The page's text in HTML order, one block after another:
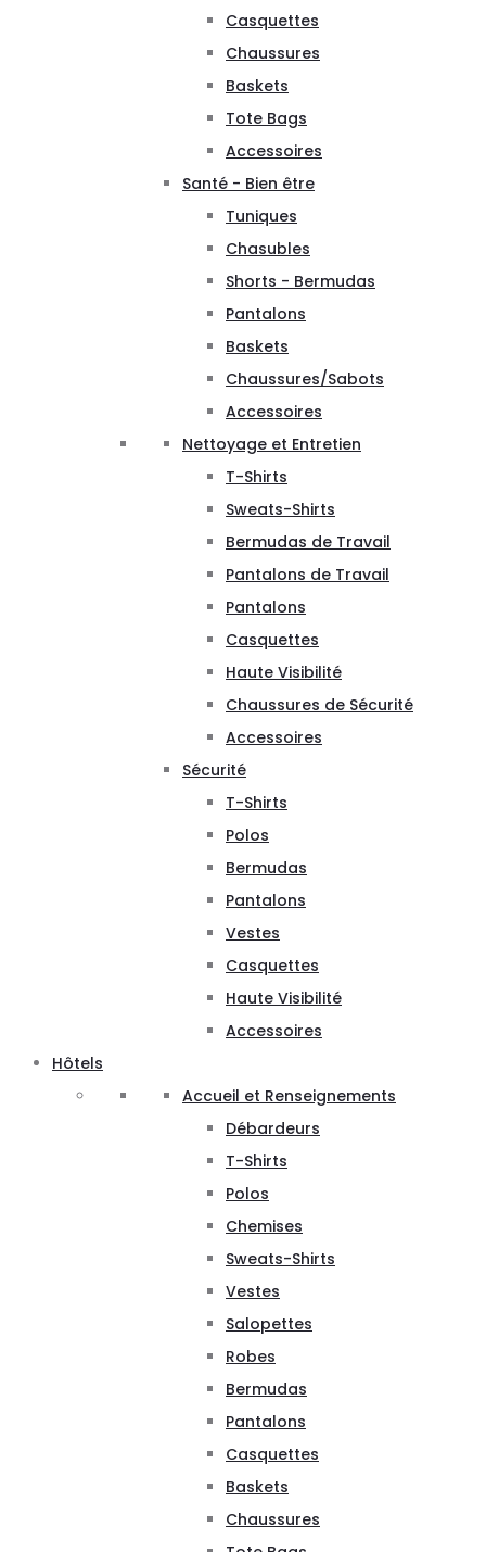
Casquettes
Chaussures
Baskets
Tote Bags
Accessoires
Santé - Bien être
Tuniques
Chasubles
Shorts - Bermudas
Pantalons
Baskets
Chaussures/Sabots
Accessoires
Nettoyage et Entretien
T-Shirts
Sweats-Shirts
Bermudas de Travail
Pantalons de Travail
Pantalons
Casquettes
Haute Visibilité
Chaussures de Sécurité
Accessoires
Sécurité
T-Shirts
Polos
Bermudas
Pantalons
Vestes
Casquettes
Haute Visibilité
Accessoires
Hôtels
Accueil et Renseignements
Débardeurs
T-Shirts
Polos
Chemises
Sweats-Shirts
Vestes
Salopettes
Robes
Bermudas
Pantalons
Casquettes
Baskets
Chaussures